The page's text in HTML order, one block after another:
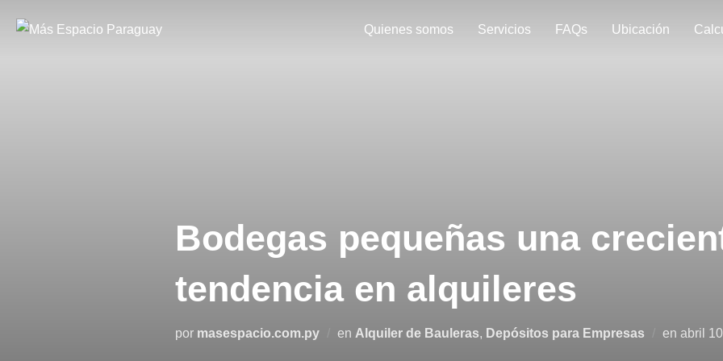
Quienes somos Servicios FAQs Ubicación
Bodegas pequeñas una
tendencia en alquileres
por masespacio.com.py en Alquiler de Bauleras, Depósitos para Empresas en abril